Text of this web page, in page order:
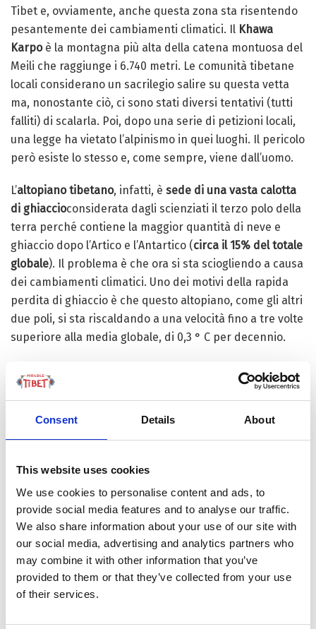
Consent Details About
This website uses cookies
We use cookies to personalise content and ads, to
provide social media features and to analyse our traffic.
We also share information about your use of our site with
our social media, advertising and analytics partners who
may combine it with other information that you’ve
provided to them or that they’ve collected from your use
of their services.
Tibet e, ovviamente, anche questa zona sta risentendo
pesantemente dei cambiamenti climatici. Il Khawa
Karpoè la montagna più alta della catena montuosa del
Meili che raggiunge i 6.740 metri. Le comunità tibetane
locali considerano un sacrilegio salire su questa vetta
ma, nonostante ciò, ci sono stati diversi tentativi (tutti
falliti) di scalarla. Poi, dopo una serie di petizioni locali,
una legge ha vietato l’alpinismo in quei luoghi. Il pericolo
però esiste lo stesso e, come sempre, viene dall’uomo.
L’altopiano tibetano, infatti, è sede di una vasta calotta
di ghiaccioconsiderata dagli scienziati il terzo polo della
terra perché contiene la maggior quantità di neve e
ghiaccio dopo l’Artico e l’Antartico (circa il 15% del totale
globale). Il problema è che ora si sta sciogliendo a causa
dei cambiamenti climatici. Uno dei motivi della rapida
perdita di ghiaccio è che questo altopiano, come gli altri
due poli, si sta riscaldando a una velocità fino a tre volte
superiore alla media globale, di 0,3 ° C per decennio.
Un quarto del suo ghiaccio è stato perso a partire dal
1970. Questo mese, in un atteso rapporto speciale sulla
cambiamenti climatici
(IPCC), gli scienziati avvertiranno
che i ghiacciai sono sulla buona strada per scomparire
l’obiettivo concordato a livello internazionale di limitare
il riscaldamento globale di 1,5° C.
Anche se le temperature globali verranno contenute,
dunque, la regione subirà un aumento di più di 2° C e,
se le emissioni non saranno ridotte, l’aumento arriverà a
all’inizio di quest’anno da oltre 200 scienziati del Centro